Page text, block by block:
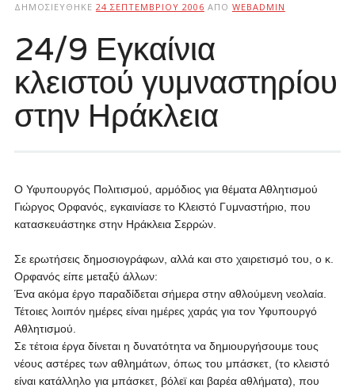
ΔΗΜΟΣΙΕΎΘΗΚΕ 24 ΣΕΠΤΕΜΒΡΊΟΥ 2006 ΑΠΌ WEBADMIN
24/9 Εγκαίνια
κλειστού γυμναστηρίου
στην Ηράκλεια
Ο Υφυπουργός Πολιτισμού, αρμόδιος για θέματα Αθλητισμού
Γιώργος Ορφανός, εγκαινίασε το Κλειστό Γυμναστήριο, που
κατασκευάστηκε στην Ηράκλεια Σερρών.
Σε ερωτήσεις δημοσιογράφων, αλλά και στο χαιρετισμό του, ο κ.
Ορφανός είπε μεταξύ άλλων:
Ένα ακόμα έργο παραδίδεται σήμερα στην αθλούμενη νεολαία.
Τέτοιες λοιπόν ημέρες είναι ημέρες χαράς για τον Υφυπουργό
Αθλητισμού.
Σε τέτοια έργα δίνεται η δυνατότητα να δημιουργήσουμε τους
νέους αστέρες των αθλημάτων, όπως του μπάσκετ, (το κλειστό
είναι κατάλληλο για μπάσκετ, βόλεϊ και βαρέα αθλήματα), που